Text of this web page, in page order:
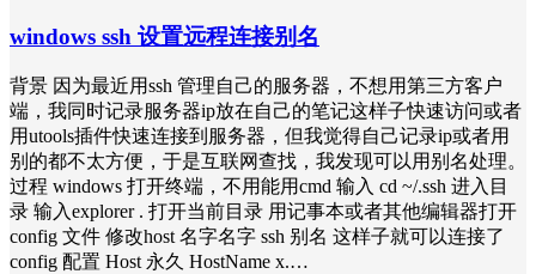
windows ssh 设置远程连接别名
背景 因为最近用ssh 管理自己的服务器，不想用第三方客户
端，我同时记录服务器ip放在自己的笔记这样子快速访问或者
用utools插件快速连接到服务器，但我觉得自己记录ip或者用
别的都不太方便，于是互联网查找，我发现可以用别名处理。
过程 windows 打开终端，不用能用cmd 输入 cd ~/.ssh 进入目
录 输入explorer . 打开当前目录 用记事本或者其他编辑器打开
config 文件 修改host 名字名字 ssh 别名 这样子就可以连接了
config 配置 Host 永久 HostName x.…